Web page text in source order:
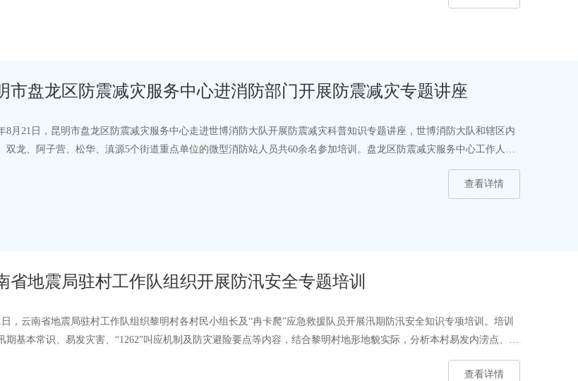
市盘龙区防震减灾服务中心进消防部门开展防震减灾专题讲座
8月21日，昆明市盘龙区防震减灾服务中心走进世博消防大队开展防震减灾科普知识专题讲座，世博消防大队和辖区内
双龙、阿子营、松华、滇源5个街道重点单位的微型消防站人员共60余名参加培训。盘龙区防震减灾服务中心工作人员
查看详情
省地震局驻村工作队组织开展防汛安全专题培训
日，云南省地震局驻村工作队组织黎明村各村民小组长及“冉卡爬”应急救援队员开展汛期防汛安全知识专项培训。培训
期基本常识、易发灾害、“1262”叫应机制及防灾避险要点等内容，结合黎明村地形地貌实际，分析本村易发内涝点、地
查看详情